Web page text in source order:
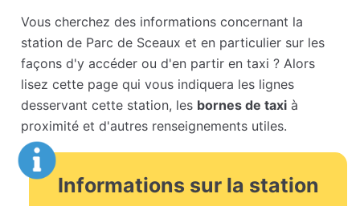
Vous cherchez des informations concernant la
station de Parc de Sceaux et en particulier sur les
façons d'y accéder ou d'en partir en taxi ? Alors
lisez cette page qui vous indiquera les lignes
desservant cette station, les bornes de taxi à
proximité et d'autres renseignements utiles.
Informations sur la station